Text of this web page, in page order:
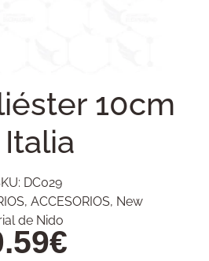
10cm
Italia
DC029
, ACCESORIOS, New
de Nido
€